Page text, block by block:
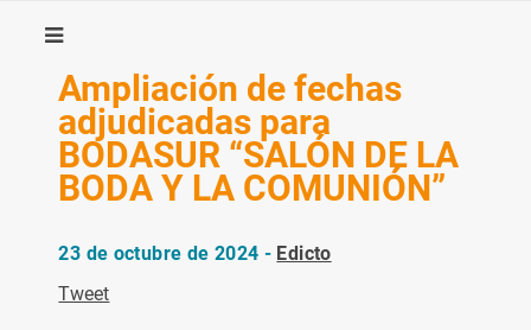
Ampliación de fechas
adjudicadas para
BODASUR “SALÓN DE LA
BODA Y LA COMUNIÓN”
23 de octubre de 2024 - Edicto
Tweet